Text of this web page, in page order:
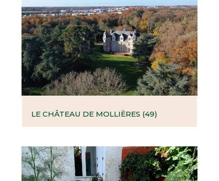
LE CHÂTEAU DE MOLLIÈRES (49)